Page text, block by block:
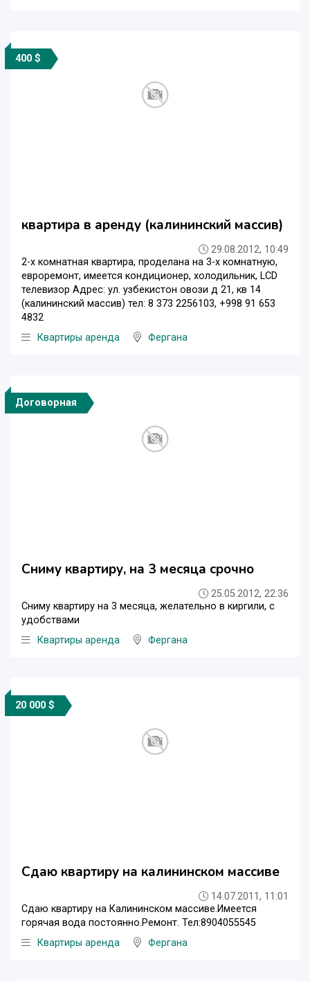
400 $
квартира в аренду (калининский массив)
29.08.2012, 10:49
2-х комнатная квартира, проделана на 3-х комнатную,
евроремонт, имеется кондиционер, холодильник, LCD
телевизор Адрес: ул. узбекистон овози д 21, кв 14
(калининский массив) тел: 8 373 2256103, +998 91 653
4832
Квартиры аренда
Фергана
Договорная
Сниму квартиру, на 3 месяца срочно
25.05.2012, 22:36
Сниму квартиру на 3 месяца, желательно в киргили, с
удобствами
Квартиры аренда
Фергана
20 000 $
Сдаю квартиру на калининском массиве
14.07.2011, 11:01
Сдаю квартиру на Калининском массиве.Имеется
горячая вода постоянно.Ремонт. Тел:8904055545
Квартиры аренда
Фергана